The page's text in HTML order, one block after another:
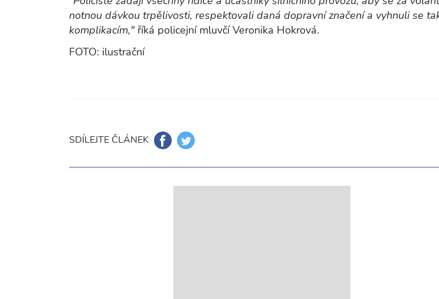
notnou dávkou trpělivosti, respektovali daná dopravní značení a vyhnuli se
komplikacím," říká policejní mluvčí Veronika Hokrová.
FOTO: ilustrační
SDÍLEJTE ČLÁNEK